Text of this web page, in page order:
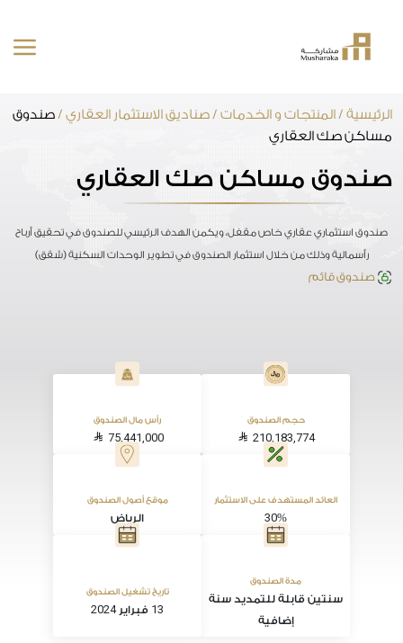
المحتوى
الرئيسية /المنتجات و الخدمات /صناديق الاستثمار العقاري /صندوق
مساكن صك العقاري
صندوق مساكن صك العقاري
صندوق استثماري عقاري خاص مقفل، ويكمن الهدف الرئيسي للصندوق في تحقيق أرباح
رأسمالية وذلك من خلال استثمار الصندوق في تطوير الوحدات السكنية (شقق)
صندوق قائم
حجم الصندوق
210,183,774
رأس مال الصندوق
75,441,000
العائد المستهدف على الاستثمار
30%
موقع أصول الصندوق
الرياض
مدة الصندوق
سنتين قابلة للتمديد سنة
إضافية
تاريخ تشغيل الصندوق
13 فبراير2024